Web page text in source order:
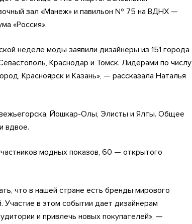
зал «Манеж» и павильон № 75 на ВДНХ —
«Россия».
неделе моды заявили дизайнеры из 151 города
Краснодар и Томск. Лидерами по числу
Красноярск и Казань», — рассказала Наталья
Йошкар-Олы, Элисты и Ялты. Общее
вдвое.
модных показов, 60 — открытого
что в нашей стране есть бренды мирового
Участие в этом событии дает дизайнерам
и привлечь новых покупателей», —